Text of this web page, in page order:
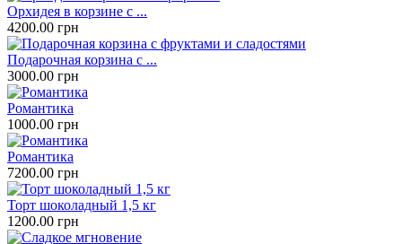
Орхидея в корзине с ...
4200.00 грн
Подарочная корзина с ...
3000.00 грн
Романтика
1000.00 грн
Романтика
7200.00 грн
Торт шоколадный 1,5 кг
1200.00 грн